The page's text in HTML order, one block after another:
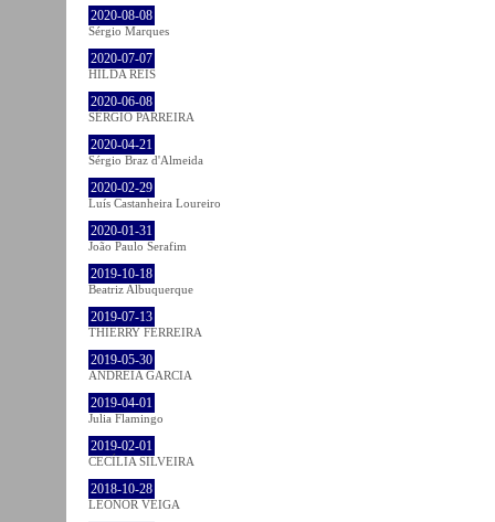
2020-08-08
Sérgio Marques
2020-07-07
HILDA REIS
2020-06-08
SÉRGIO PARREIRA
2020-04-21
Sérgio Braz d'Almeida
2020-02-29
Luís Castanheira Loureiro
2020-01-31
João Paulo Serafim
2019-10-18
Beatriz Albuquerque
2019-07-13
THIERRY FERREIRA
2019-05-30
ANDREIA GARCIA
2019-04-01
Julia Flamingo
2019-02-01
CECÍLIA SILVEIRA
2018-10-28
LEONOR VEIGA